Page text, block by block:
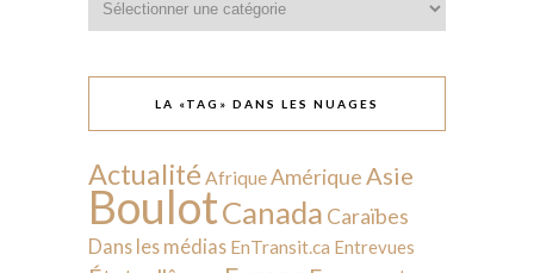
LA «TAG» DANS LES NUAGES
Actualité AfriqueAmérique Asie
BoulotCanada Caraïbes
Dans les médias EnTransit.ca Entrevues